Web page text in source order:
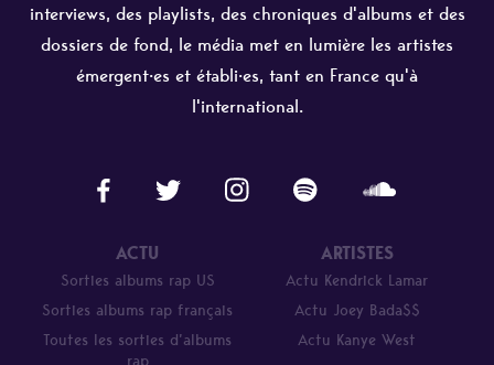
interviews, des playlists, des chroniques d'albums et des
dossiers de fond, le média met en lumière les artistes
émergent·es et établi·es, tant en France qu'à
l'international.
ACTU
Sorties albums rap US
Sorties albums rap français
Toutes les sorties d’albums
ARTISTES
Actu Kendrick Lamar
Actu Joey Bada$$
Actu Kanye West